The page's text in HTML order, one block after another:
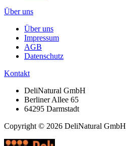
Über uns
Über uns
Impressum
AGB
Datenschutz
Kontakt
DeliNatural GmbH
Berliner Allee 65
64295 Darmstadt
Copyright © 2026 DeliNatural GmbH